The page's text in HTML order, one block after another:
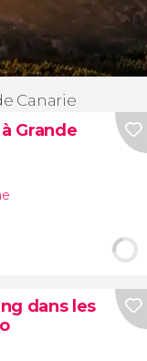
Canarie
Grande
dans les